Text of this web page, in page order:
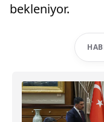
bekleniyor.